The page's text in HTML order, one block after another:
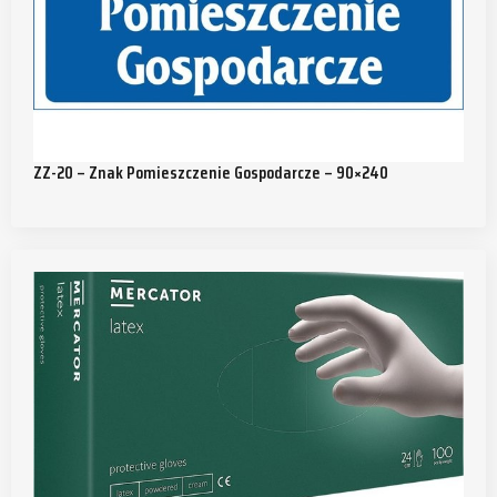
ZZ-20 – Znak Pomieszczenie Gospodarcze – 90×240